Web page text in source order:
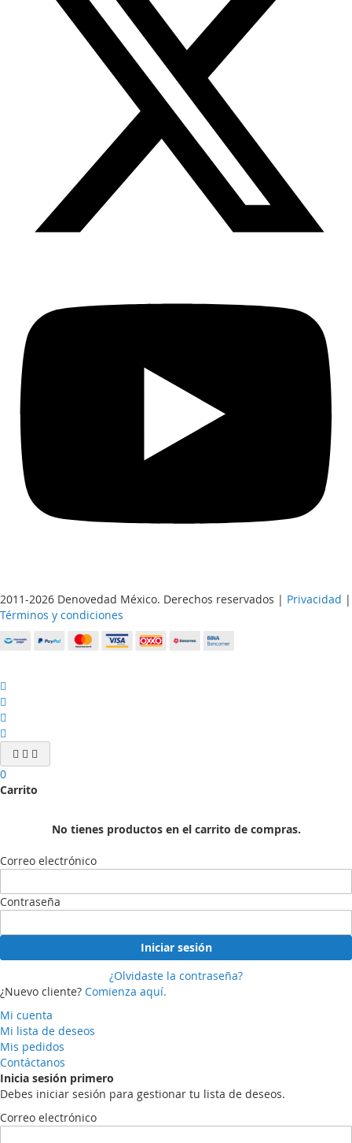
2011-2026 Denovedad México. Derechos reservados | Privacidad |
Términos y condiciones
0
Carrito
No tienes productos en el carrito de compras.
Correo electrónico
Contraseña
Iniciar sesión
¿Olvidaste la contraseña?
¿Nuevo cliente? Comienza aquí.
Mi cuenta
Mi lista de deseos
Mis pedidos
Contáctanos
Inicia sesión primero
Debes iniciar sesión para gestionar tu lista de deseos.
Correo electrónico